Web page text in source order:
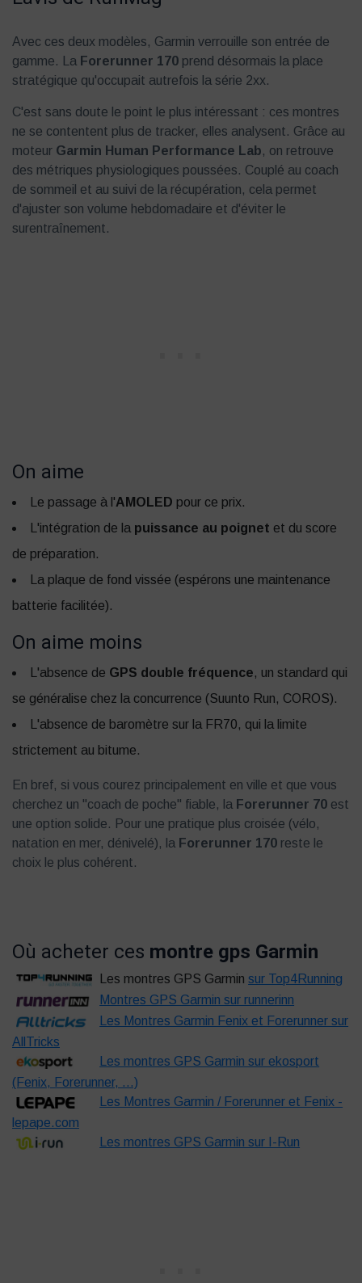
Avec ces deux modèles, Garmin verrouille son entrée de
gamme. La Forerunner 170 prend désormais la place
stratégique qu'occupait autrefois la série 2xx.
C'est sans doute le point le plus intéressant : ces montres
ne se contentent plus de tracker, elles analysent. Grâce au
moteur Garmin Human Performance Lab, on retrouve
des métriques physiologiques poussées. Couplé au coach
de sommeil et au suivi de la récupération, cela permet
d'ajuster son volume hebdomadaire et d'éviter le
surentraînement.
On aime
Le passage à l'AMOLED pour ce prix.
L'intégration de la puissance au poignet et du score
de préparation.
La plaque de fond vissée (espérons une maintenance
batterie facilitée).
On aime moins
L'absence de GPS double fréquence, un standard qui
se généralise chez la concurrence (Suunto Run, COROS).
L'absence de baromètre sur la FR70, qui la limite
strictement au bitume.
En bref, si vous courez principalement en ville et que vous
cherchez un "coach de poche" fiable, la Forerunner 70 est
une option solide. Pour une pratique plus croisée (vélo,
natation en mer, dénivelé), la Forerunner 170 reste le
choix le plus cohérent.
Où acheter ces montre gps Garmin
Les montres GPS Garminsur Top4Running
Montres GPS Garmin sur runnerinn
Les Montres Garmin Fenix et Forerunner sur
AllTricks
Les montres GPS Garmin sur ekosport
(Fenix, Forerunner, ...)
Les Montres Garmin / Forerunner et Fenix -
lepape.com
Les montres GPS Garmin sur I-Run